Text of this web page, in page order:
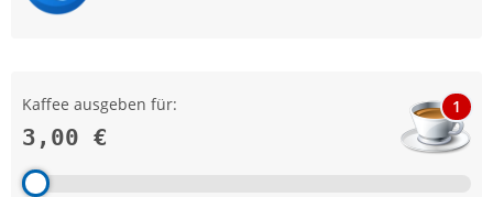
Kaffee ausgeben für:
3,00 €
1